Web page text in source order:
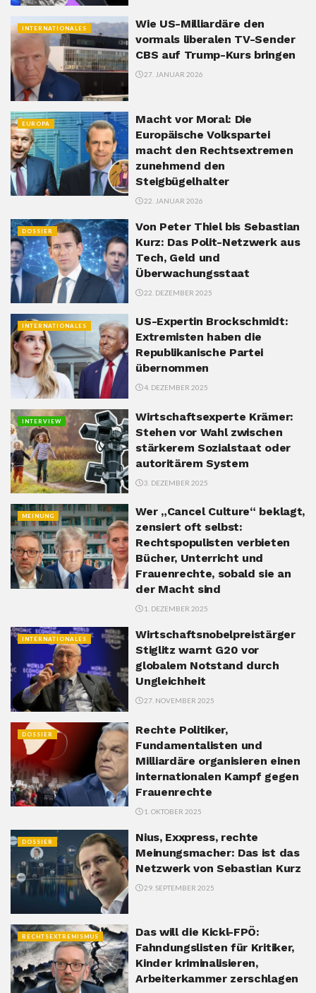
INTERNATIONALES
Wie US-Milliardäre den
vormals liberalen TV-Sender
CBS auf Trump-Kurs bringen
27. JANUAR 2026
EUROPA
Macht vor Moral: Die
Europäische Volkspartei
macht den Rechtsextremen
zunehmend den
Steigbügelhalter
22. JANUAR 2026
DOSSIER
Von Peter Thiel bis Sebastian
Kurz: Das Polit-Netzwerk aus
Tech, Geld und
Überwachungsstaat
22. DEZEMBER 2025
INTERNATIONALES
US-Expertin Brockschmidt:
Extremisten haben die
Republikanische Partei
übernommen
4. DEZEMBER 2025
INTERVIEW
Wirtschaftsexperte Krämer:
Stehen vor Wahl zwischen
stärkerem Sozialstaat oder
autoritärem System
3. DEZEMBER 2025
MEINUNG
Wer „Cancel Culture“ beklagt,
zensiert oft selbst:
Rechtspopulisten verbieten
Bücher, Unterricht und
Frauenrechte, sobald sie an
der Macht sind
1. DEZEMBER 2025
INTERNATIONALES
Wirtschaftsnobelpreistärger
Stiglitz warnt G20 vor
globalem Notstand durch
Ungleichheit
27. NOVEMBER 2025
DOSSIER
Rechte Politiker,
Fundamentalisten und
Milliardäre organisieren einen
internationalen Kampf gegen
Frauenrechte
1. OKTOBER 2025
DOSSIER
Nius, Exxpress, rechte
Meinungsmacher: Das ist das
Netzwerk von Sebastian Kurz
29. SEPTEMBER 2025
RECHTSEXTREMISMUS
Das will die Kickl-FPÖ:
Fahndungslisten für Kritiker,
Kinder kriminalisieren,
Arbeiterkammer zerschlagen